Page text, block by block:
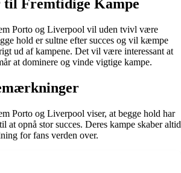
Fremtidige Kampe
Porto og Liverpool vil uden tvivl være
hold er sultne efter succes og vil kæmpe
ud af kampene. Det vil være interessant at
at dominere og vinde vigtige kampe.
Porto og Liverpool viser, at begge hold har
at opnå stor succes. Deres kampe skaber altid
for fans verden over.